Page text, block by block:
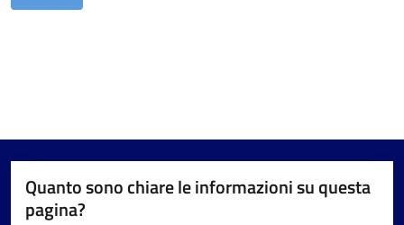
Quanto sono chiare le informazioni su questa
pagina?